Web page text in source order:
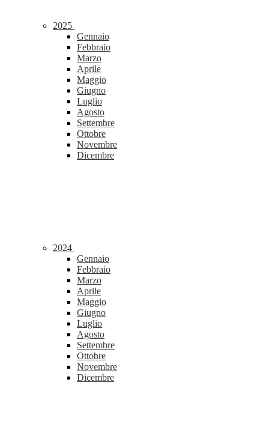
2025
Gennaio
Febbraio
Marzo
Aprile
Maggio
Giugno
Luglio
Agosto
Settembre
Ottobre
Novembre
Dicembre
2024
Gennaio
Febbraio
Marzo
Aprile
Maggio
Giugno
Luglio
Agosto
Settembre
Ottobre
Novembre
Dicembre